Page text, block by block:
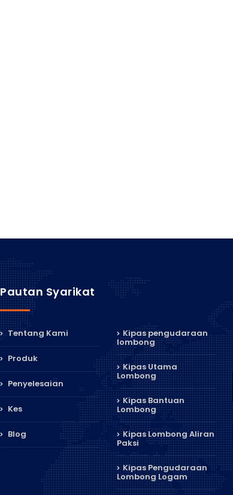
Pautan Syarikat
Tentang Kami
Produk
Penyelesaian
Kes
Blog
Kipas pengudaraan
lombong
Kipas Utama
Lombong
Kipas Bantuan
Lombong
Kipas Lombong Aliran
Paksi
Kipas Pengudaraan
Lombong Logam